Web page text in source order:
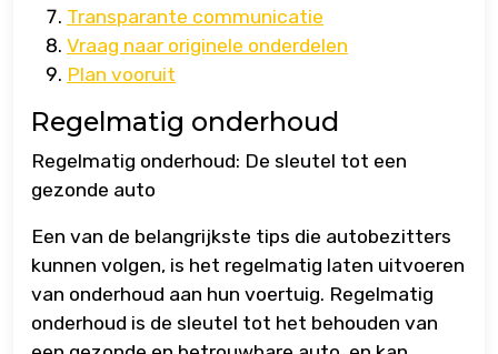
Transparante communicatie
Vraag naar originele onderdelen
Plan vooruit
Regelmatig onderhoud
Regelmatig onderhoud: De sleutel tot een
gezonde auto
Een van de belangrijkste tips die autobezitters
kunnen volgen, is het regelmatig laten uitvoeren
van onderhoud aan hun voertuig. Regelmatig
onderhoud is de sleutel tot het behouden van